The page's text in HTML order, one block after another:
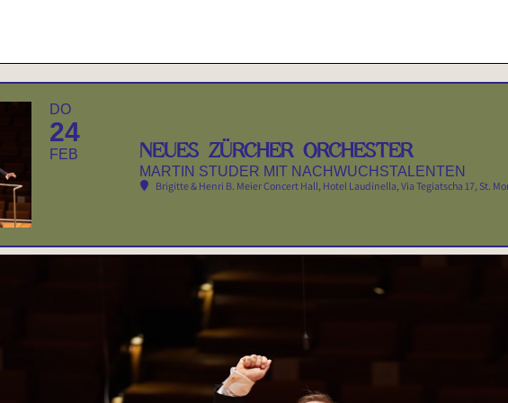
DO
24
FEB NEUES ZÜRCHER ORCHESTER
MARTIN STUDER MIT NACHWUCHSTALENTEN
Brigitte & Henri B. Meier Concert Hall, Hotel Laudinella , Via Tegiatscha 17, St.